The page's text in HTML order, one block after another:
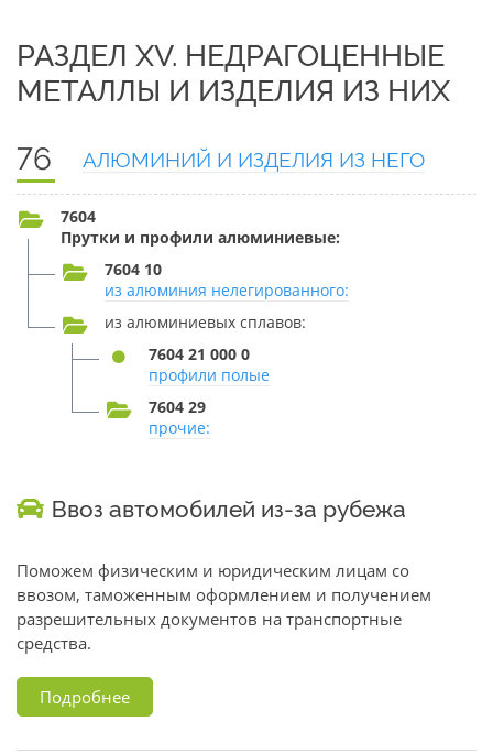
РАЗДЕЛ XV. НЕДРАГОЦЕННЫЕ
МЕТАЛЛЫ И ИЗДЕЛИЯ ИЗ НИХ
76 АЛЮМИНИЙ И ИЗДЕЛИЯ ИЗ НЕГО
7604
Прутки и профили алюминиевые:
7604 10
из алюминия нелегированного:
из алюминиевых сплавов:
7604 21 000 0
профили полые
7604 29
прочие:
Ввоз автомобилей из-за рубежа
Поможем физическим и юридическим лицам со
ввозом, таможенным оформлением и получением
разрешительных документов на транспортные
средства.
Подробнее